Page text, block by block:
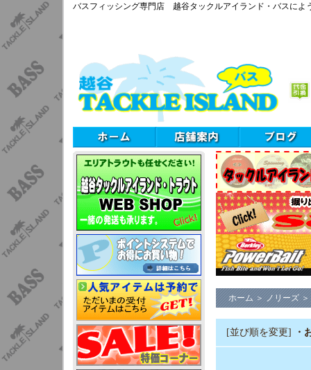
バスフィッシング専門店 越谷タックルアイランド・バスによ
ホーム ＞ ノリーズ ＞
[並び順を変更] ・